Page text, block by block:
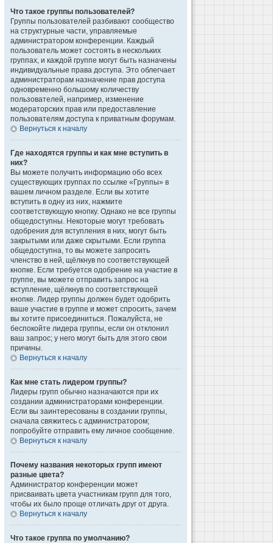
Что такое группы пользователей?
Группы пользователей разбивают сообщество
на структурные части, управляемые
администратором конференции. Каждый
пользователь может состоять в нескольких
группах, и каждой группе могут быть назначены
индивидуальные права доступа. Это облегчает
администраторам назначение прав доступа
одновременно большому количеству
пользователей, например, изменение
модераторских прав или предоставление
пользователям доступа к приватным форумам.
Вернуться к началу
Где находятся группы и как мне вступить в
них?
Вы можете получить информацию обо всех
существующих группах по ссылке «Группы» в
вашем личном разделе. Если вы хотите
вступить в одну из них, нажмите
соответствующую кнопку. Однако не все группы
общедоступны. Некоторые могут требовать
одобрения для вступления в них, могут быть
закрытыми или даже скрытыми. Если группа
общедоступна, то вы можете запросить
членство в ней, щёлкнув по соответствующей
кнопке. Если требуется одобрение на участие в
группе, вы можете отправить запрос на
вступление, щёлкнув по соответствующей
кнопке. Лидер группы должен будет одобрить
ваше участие в группе и может спросить, зачем
вы хотите присоединиться. Пожалуйста, не
беспокойте лидера группы, если он отклонил
ваш запрос; у него могут быть для этого свои
причины.
Вернуться к началу
Как мне стать лидером группы?
Лидеры групп обычно назначаются при их
создании администраторами конференции.
Если вы заинтересованы в создании группы,
сначала свяжитесь с администратором;
попробуйте отправить ему личное сообщение.
Вернуться к началу
Почему названия некоторых групп имеют
разные цвета?
Администратор конференции может
присваивать цвета участникам групп для того,
чтобы их было проще отличать друг от друга.
Вернуться к началу
Что такое группа по умолчанию?